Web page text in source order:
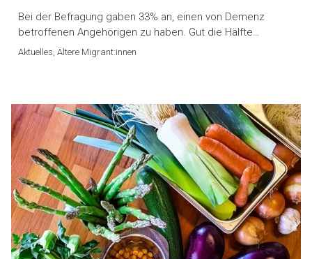
Bei der Befragung gaben 33% an, einen von Demenz
betroffenen Angehörigen zu haben. Gut die Hälfte…
Aktuelles, Ältere Migrant:innen